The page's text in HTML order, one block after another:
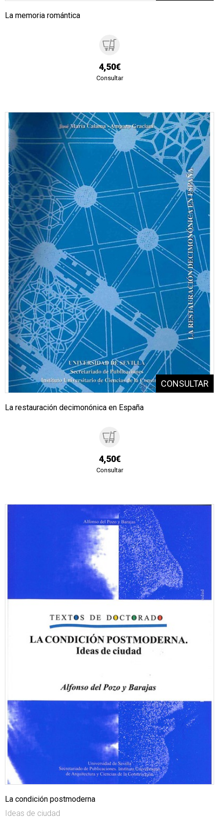
La memoria romántica
4,50€
Consultar
La restauración decimonónica en España
4,50€
Consultar
La condición postmoderna
Ideas de ciudad